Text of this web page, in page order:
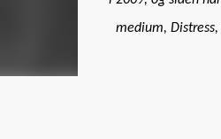
medium,